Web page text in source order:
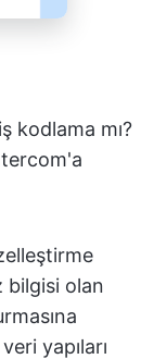
kodlama mı?
bilgisi olan
yapıları